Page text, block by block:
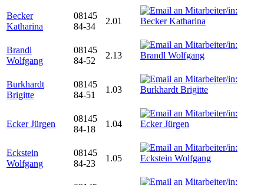
Becker
Katharina
08145
84-34
2.01
Brandl
Wolfgang
08145
84-52
2.13
Burkhardt
Brigitte
08145
84-51
1.03
Ecker Jürgen
08145
84-18
1.04
Eckstein
Wolfgang
08145
84-23
1.05